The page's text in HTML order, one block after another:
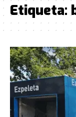
Etiqueta: